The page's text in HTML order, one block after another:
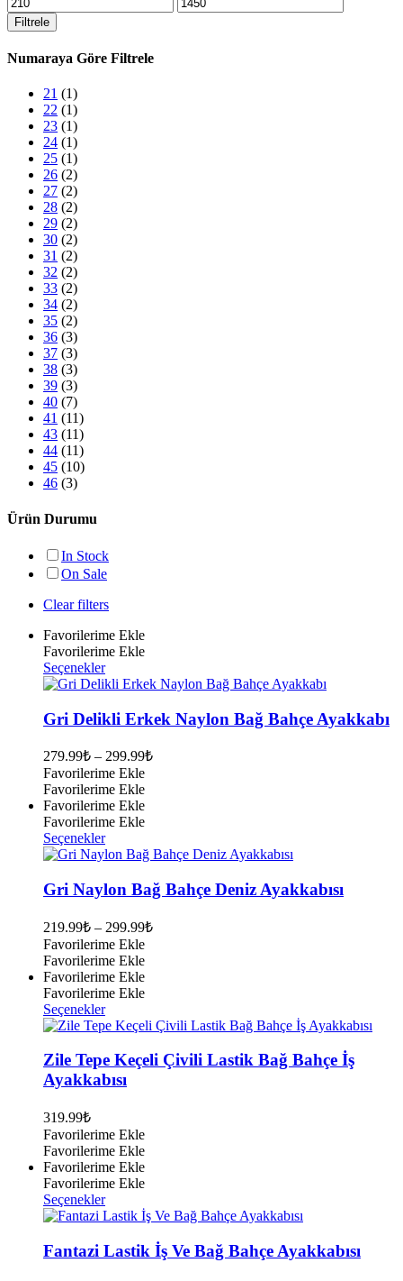
düşük
fiyat
yüksek
Filtrele
Numaraya Göre Filtrele
21 (1)
22 (1)
23 (1)
24 (1)
25 (1)
26 (2)
27 (2)
28 (2)
29 (2)
30 (2)
31 (2)
32 (2)
33 (2)
34 (2)
35 (2)
36 (3)
37 (3)
38 (3)
39 (3)
40 (7)
41 (11)
43 (11)
44 (11)
45 (10)
46 (3)
Ürün Durumu
In Stock
On Sale
Clear filters
Favorilerime Ekle
Favorilerime Ekle
SeçeneklerBu
ürünün
fazla
varyasyonu
var.
Seçenekler
ürün
sayfasından
seçilebilir
Gri Delikli Erkek Naylon Bağ Bahçe Ayakkabı
279.99₺ – 299.99₺
Favorilerime Ekle
Favorilerime Ekle
Favorilerime Ekle
Favorilerime Ekle
SeçeneklerBu
ürünün
fazla
varyasyonu
Seçenekler
ürün
sayfasından
seçilebilir
Gri Naylon Bağ Bahçe Deniz Ayakkabısı
219.99₺ – 299.99₺
Favorilerime Ekle
Favorilerime Ekle
Favorilerime Ekle
Favorilerime Ekle
SeçeneklerBu
ürünün
fazla
varyasyonu
var.
sayfasından
seçilebilir
Zile Tepe Keçeli Çivili Lastik Bağ Bahçe İş
Ayakkabısı
319.99₺
Favorilerime Ekle
Favorilerime Ekle
Favorilerime Ekle
Favorilerime Ekle
SeçeneklerBu
ürünün
fazla
varyasyonu
Fantazi Lastik İş Ve Bağ Bahçe Ayakkabısı